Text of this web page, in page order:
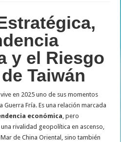
y el Riesgo
Taiwán
en 2025 uno de sus momentos
Fría. Es una relación marcada
económica, pero
rivalidad geopolítica en ascenso,
de China Oriental, sino también